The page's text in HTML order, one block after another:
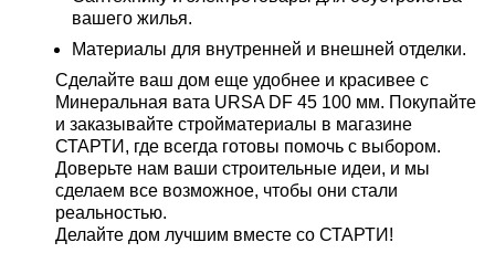
вашего жилья.
Материалы для внутренней и внешней отделки.
Сделайте ваш дом еще удобнее и красивее с
Минеральная вата URSA DF 45 100 мм. Покупайте
и заказывайте стройматериалы в магазине
СТАРТИ, где всегда готовы помочь с выбором.
Доверьте нам ваши строительные идеи, и мы
сделаем все возможное, чтобы они стали
реальностью.
Делайте дом лучшим вместе со СТАРТИ!